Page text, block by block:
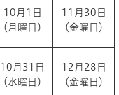
10月1日
（月曜日）
11月30日
（金曜日）
10月31日
（水曜日）
12月28日
（金曜日）